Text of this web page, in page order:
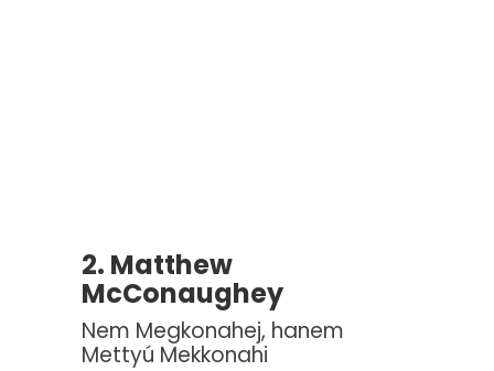
2. Matthew
McConaughey
Nem Megkonahej, hanem
Mettyú Mekkonahi